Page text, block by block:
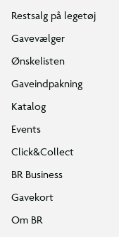
Restsalg på legetøj
Gavevælger
Ønskelisten
Gaveindpakning
Katalog
Events
Click&Collect
BR Business
Gavekort
Om BR